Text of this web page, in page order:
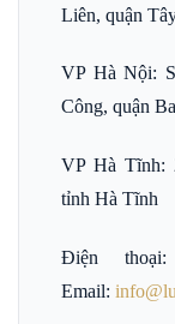
Liên, quận
VP Hà Nội:
Công, quận
VP Hà Tĩnh:
tỉnh Hà Tĩnh
Điện
Email: